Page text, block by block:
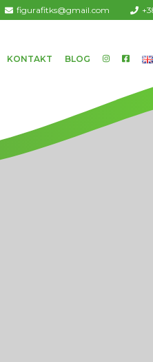
figurafitks@gmail.com
KONTAKT BLOG